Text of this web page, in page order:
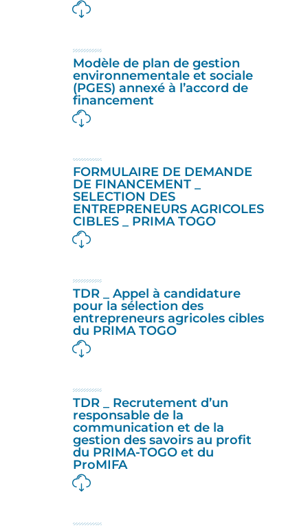
Modèle de plan de gestion
environnementale et sociale
(PGES) annexé à l’accord de
financement
FORMULAIRE DE DEMANDE
DE FINANCEMENT _
SELECTION DES
ENTREPRENEURS AGRICOLES
CIBLES _ PRIMA TOGO
TDR _ Appel à candidature
pour la sélection des
entrepreneurs agricoles cibles
du PRIMA TOGO
TDR _ Recrutement d’un
responsable de la
communication et de la
gestion des savoirs au profit
du PRIMA-TOGO et du
ProMIFA